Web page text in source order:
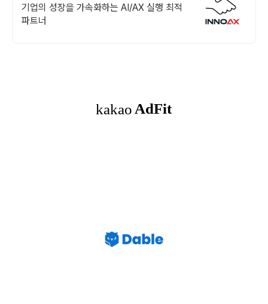
기업의 성장을 가속화하는 AI/AX 실행 최적
파트너